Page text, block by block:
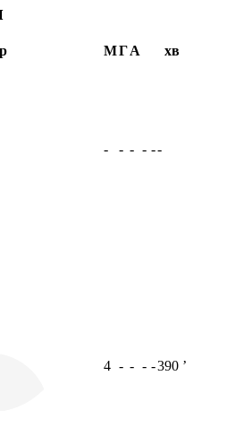
МГА хв
- - - - --
4 - - - -390 ʼ